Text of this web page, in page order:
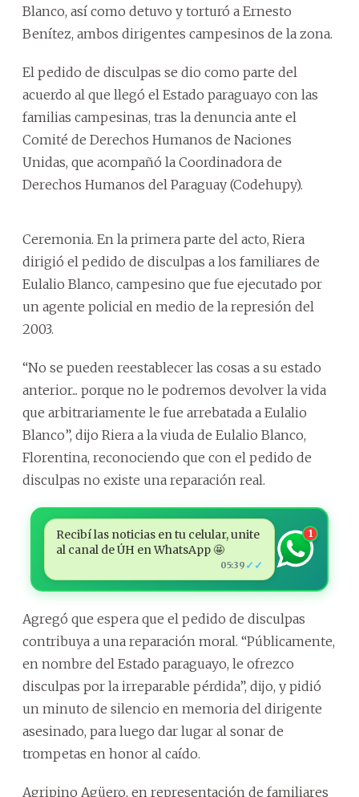
Blanco, así como detuvo y torturó a Ernesto
Benítez, ambos dirigentes campesinos de la zona.
El pedido de disculpas se dio como parte del
acuerdo al que llegó el Estado paraguayo con las
familias campesinas, tras la denuncia ante el
Comité de Derechos Humanos de Naciones
Unidas, que acompañó la Coordinadora de
Derechos Humanos del Paraguay (Codehupy).
Ceremonia. En la primera parte del acto, Riera
dirigió el pedido de disculpas a los familiares de
Eulalio Blanco, campesino que fue ejecutado por
un agente policial en medio de la represión del
2003.
“No se pueden reestablecer las cosas a su estado
anterior... porque no le podremos devolver la vida
que arbitrariamente le fue arrebatada a Eulalio
Blanco”, dijo Riera a la viuda de Eulalio Blanco,
Florentina, reconociendo que con el pedido de
disculpas no existe una reparación real.
Recibí las noticias en tu celular, unite
al canal de ÚH en WhatsApp 🤩
05:39 ✓✓
1
Agregó que espera que el pedido de disculpas
contribuya a una reparación moral. “Públicamente,
en nombre del Estado paraguayo, le ofrezco
disculpas por la irreparable pérdida”, dijo, y pidió
un minuto de silencio en memoria del dirigente
asesinado, para luego dar lugar al sonar de
trompetas en honor al caído.
Agripino Agüero, en representación de familiares